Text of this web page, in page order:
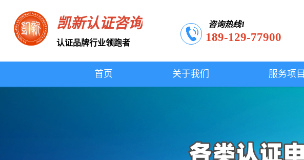
凯新认证咨询
认证品牌行业领跑者
咨询热线1
189-129-77900
首页 关于我们 服务项目